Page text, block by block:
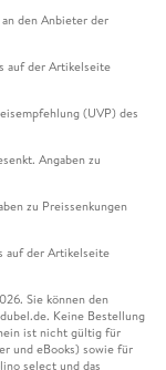
den Anbieter der
auf der Artikelseite
(UVP) des
Angaben zu
zu Preissenkungen
auf der Artikelseite
Sie können den
Keine Bestellung
ist nicht gültig für
und eBooks) sowie für
select und das